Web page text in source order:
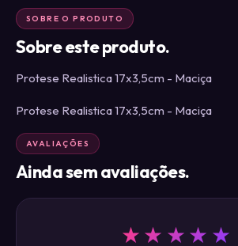
SOBRE O PRODUTO
Sobre este produto.
Protese Realistica 17x3,5cm - Maciça
Protese Realistica 17x3,5cm - Maciça
AVALIAÇÕES
Ainda sem avaliações.
★★★★★